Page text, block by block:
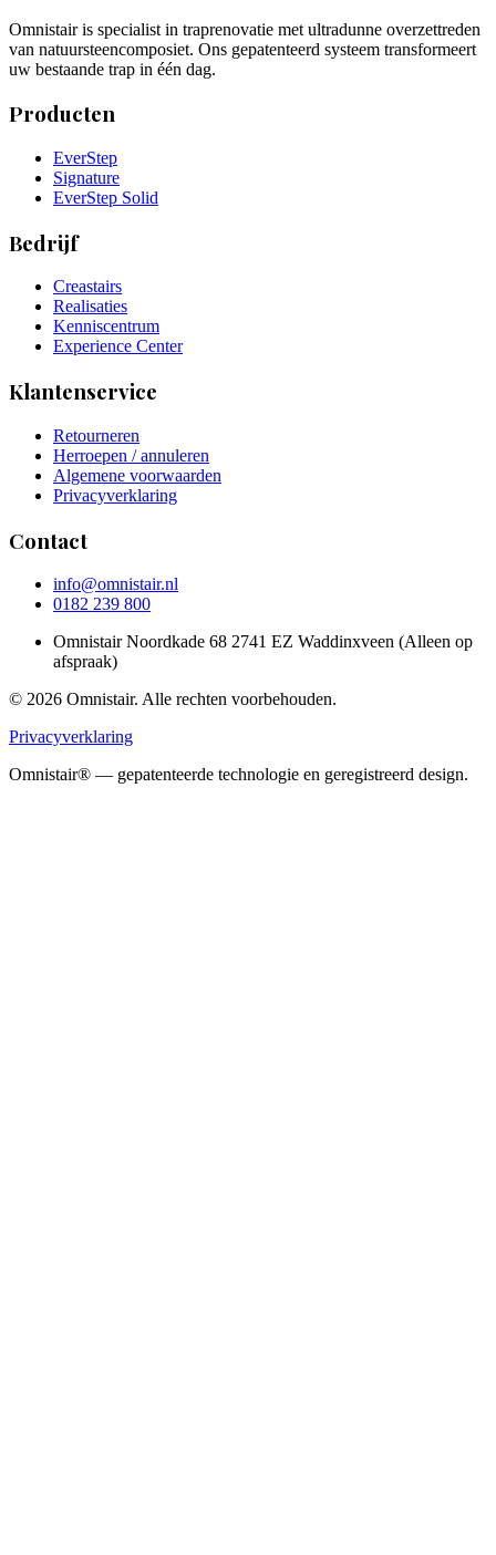
Omnistair is specialist in traprenovatie met ultradunne overzettreden
van natuursteencomposiet. Ons gepatenteerd systeem transformeert
uw bestaande trap in één dag.
Producten
EverStep
Signature
EverStep Solid
Bedrijf
Creastairs
Realisaties
Kenniscentrum
Experience Center
Klantenservice
Retourneren
Herroepen / annuleren
Algemene voorwaarden
Privacyverklaring
Contact
info@omnistair.nl
0182 239 800
Omnistair Noordkade 68 2741 EZ Waddinxveen (Alleen op
afspraak)
© 2026 Omnistair. Alle rechten voorbehouden.
Privacyverklaring
Omnistair® — gepatenteerde technologie en geregistreerd design.